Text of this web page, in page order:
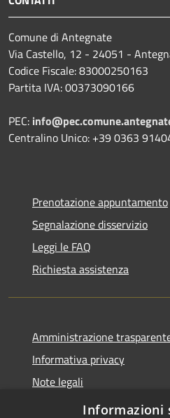
Comune di Antegnate
Via Castello, 12 - 24051 -
Codice Fiscale: 83000250163
Partita IVA: 00373090166
PEC:
Centralino Unico: +39 0363
Prenotazione appuntamento
Segnalazione disservizio
Leggi le FAQ
Richiesta assistenza
Amministrazione
Informativa privacy
Note legali
Dichiarazione di accessibilità
Informazioni